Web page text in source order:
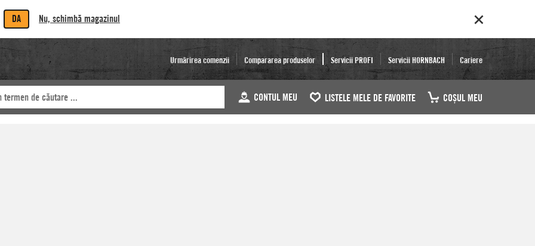
DA Nu, schimbă magazinul
Urmărirea comenzii Compararea produselor Servicii PROFI Servicii HORNBACH Cariere
CONTUL MEU LISTELE MELE DE FAVORITE COŞUL MEU